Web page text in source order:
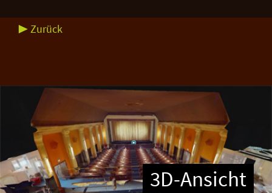
▶ Zurück
3D-Ansicht